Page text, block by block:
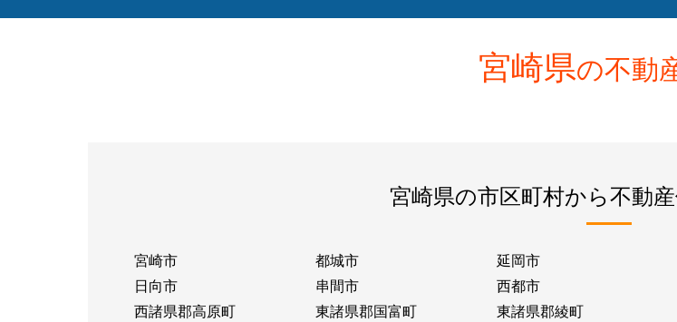
宮崎県の不動
宮崎県の市区町村から不動
宮崎市 都城市 延岡市
日向市
串間市 西都市
西諸県郡高原町
東諸県郡国富町 東諸県郡綾町